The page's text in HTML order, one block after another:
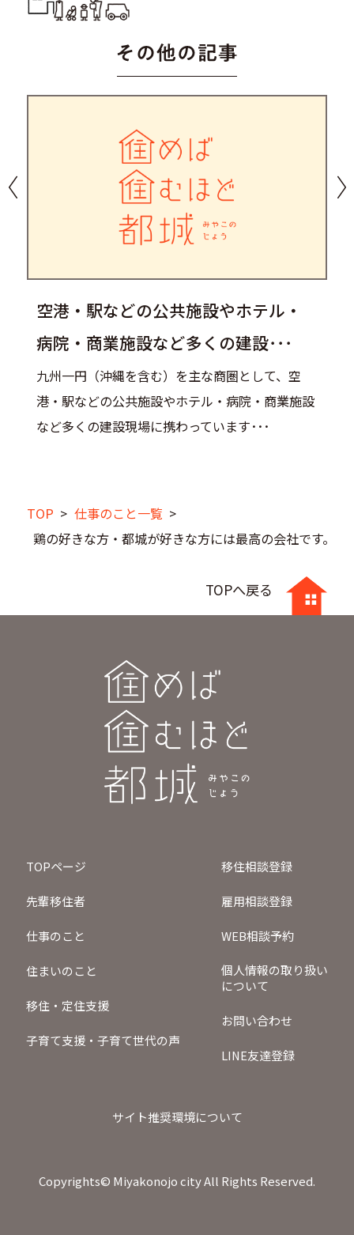
TOP > 仕事のこと一覧 >
鶏の好きな方・都城が好きな方には最高の会社です。
空港・駅などの公共施設やホテル・
病院・商業施設など多くの建設･･･
九州一円（沖縄を含む）を主な商圏として、空
港・駅などの公共施設やホテル・病院・商業施設
など多くの建設現場に携わっています･･･
TOPへ戻る
TOPページ
先輩移住者
仕事のこと
住まいのこと
移住・定住支援
子育て支援・子育て世代の声
移住相談登録
雇用相談登録
WEB相談予約
個人情報の取り扱い
について
お問い合わせ
LINE友達登録
サイト推奨環境について
Copyrights©︎ Miyakonojo city All Rights Reserved.